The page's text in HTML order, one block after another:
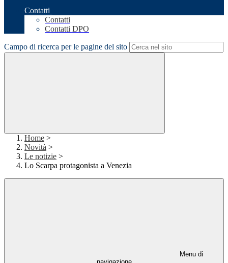
Contatti
Contatti
Contatti DPO
Campo di ricerca per le pagine del sito
Home >
Novità >
Le notizie >
Lo Scarpa protagonista a Venezia
Menu di